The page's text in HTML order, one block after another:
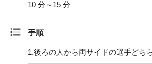
10 分～15 分
手順
1.後ろの人から両サイドの選手どち